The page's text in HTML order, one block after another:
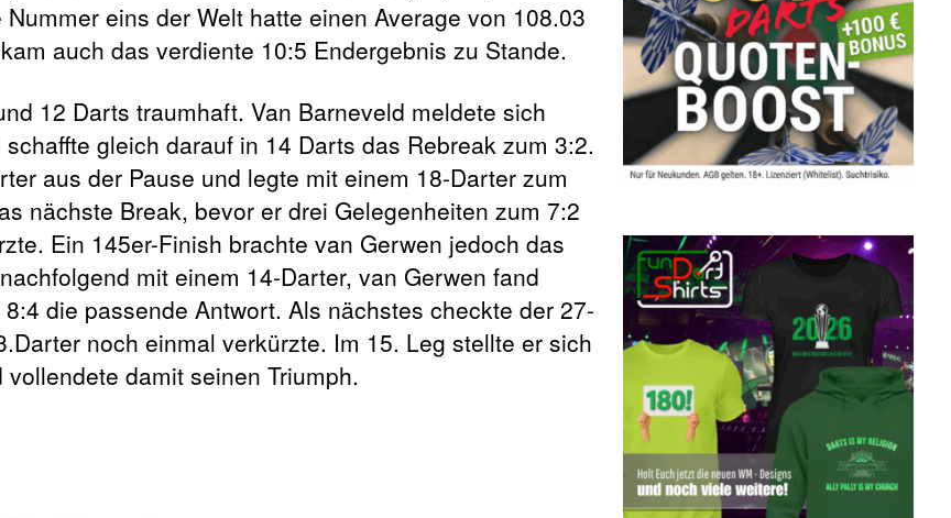
eins der Welt hatte einen Average von 108.03
auch das verdiente 10:5 Endergebnis zu Stande.
12 Darts traumhaft. Van Barneveld meldete sich
gleich darauf in 14 Darts das Rebreak zum 3:2.
aus der Pause und legte mit einem 18-Darter zum
nächste Break, bevor er drei Gelegenheiten zum 7:2
Ein 145er-Finish brachte van Gerwen jedoch das
mit einem 14-Darter, van Gerwen fand
die passende Antwort. Als nächstes checkte der 27-
noch einmal verkürzte. Im 15. Leg stellte er sich
damit seinen Triumph.